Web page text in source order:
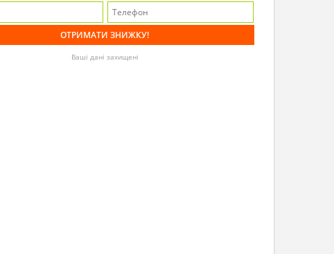
Ваші дані захищені